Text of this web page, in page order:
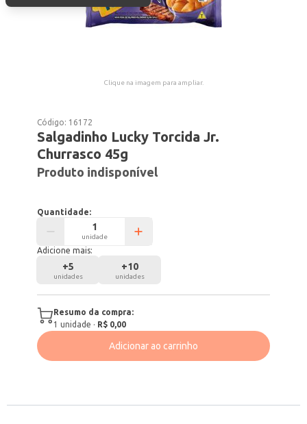
Clique na imagem para ampliar.
Código: 16172
Salgadinho Lucky Torcida Jr.
Churrasco 45g
Produto indisponível
Quantidade:
unidade
Adicione mais:
+5
unidades
+10
unidades
Resumo da compra:
1 unidade · R$ 0,00
Adicionar ao carrinho